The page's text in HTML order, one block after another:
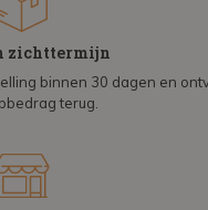
zichttermijn
binnen 30 dagen en
terug.